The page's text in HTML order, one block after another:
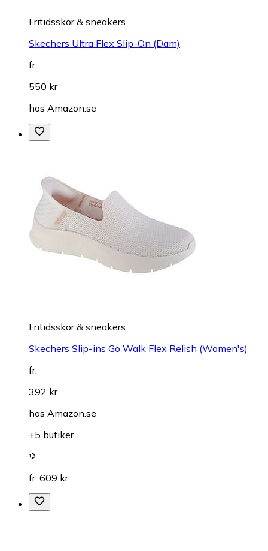
Fritidsskor & sneakers
Skechers Ultra Flex Slip-On (Dam)
fr.
550 kr
hos Amazon.se
Fritidsskor & sneakers
Skechers Slip-ins Go Walk Flex Relish (Women's)
fr.
392 kr
hos Amazon.se
+5 butiker
fr. 609 kr